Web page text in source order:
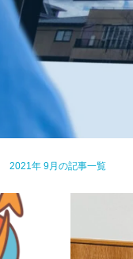
2021年 9月の記事一覧